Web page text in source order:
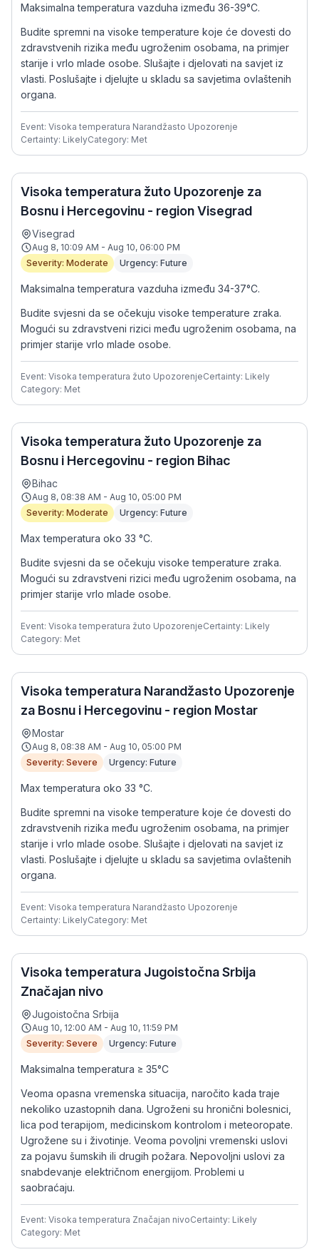
Maksimalna temperatura vazduha između 36-39°C.
Budite spremni na visoke temperature koje će dovesti do
zdravstvenih rizika među ugroženim osobama, na primjer
starije i vrlo mlade osobe. Slušajte i djelovati na savjet iz
vlasti. Poslušajte i djelujte u skladu sa savjetima ovlaštenih
organa.
Event: Visoka temperatura Narandžasto Upozorenje
Certainty: LikelyCategory: Met
Visoka temperatura žuto Upozorenje za
Bosnu i Hercegovinu - region Visegrad
Visegrad
Aug 8, 10:09 AM - Aug 10, 06:00 PM
Severity: Moderate
Urgency: Future
Maksimalna temperatura vazduha između 34-37°C.
Budite svjesni da se očekuju visoke temperature zraka.
Mogući su zdravstveni rizici među ugroženim osobama, na
primjer starije vrlo mlade osobe.
Event: Visoka temperatura žuto UpozorenjeCertainty: Likely
Category: Met
Visoka temperatura žuto Upozorenje za
Bosnu i Hercegovinu - region Bihac
Bihac
Aug 8, 08:38 AM - Aug 10, 05:00 PM
Severity: Moderate
Urgency: Future
Max temperatura oko 33 °C.
Budite svjesni da se očekuju visoke temperature zraka.
Mogući su zdravstveni rizici među ugroženim osobama, na
primjer starije vrlo mlade osobe.
Event: Visoka temperatura žuto UpozorenjeCertainty: Likely
Category: Met
Visoka temperatura Narandžasto Upozorenje
za Bosnu i Hercegovinu - region Mostar
Mostar
Aug 8, 08:38 AM - Aug 10, 05:00 PM
Severity: Severe
Urgency: Future
Max temperatura oko 33 °C.
Budite spremni na visoke temperature koje će dovesti do
zdravstvenih rizika među ugroženim osobama, na primjer
starije i vrlo mlade osobe. Slušajte i djelovati na savjet iz
vlasti. Poslušajte i djelujte u skladu sa savjetima ovlaštenih
organa.
Event: Visoka temperatura Narandžasto Upozorenje
Certainty: LikelyCategory: Met
Visoka temperatura Jugoistočna Srbija
Značajan nivo
Jugoistočna Srbija
Aug 10, 12:00 AM - Aug 10, 11:59 PM
Severity: Severe
Urgency: Future
Maksimalna temperatura ≥ 35°C
Veoma opasna vremenska situacija, naročito kada traje
nekoliko uzastopnih dana. Ugroženi su hronični bolesnici,
lica pod terapijom, medicinskom kontrolom i meteoropate.
Ugrožene su i životinje. Veoma povoljni vremenski uslovi
za pojavu šumskih ili drugih požara. Nepovoljni uslovi za
snabdevanje električnom energijom. Problemi u
saobraćaju.
Event: Visoka temperatura Značajan nivoCertainty: Likely
Category: Met